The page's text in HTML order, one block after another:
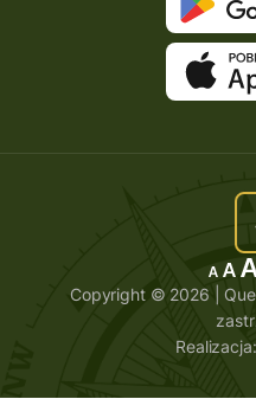
Copyright © 2026 |
Realizacja: